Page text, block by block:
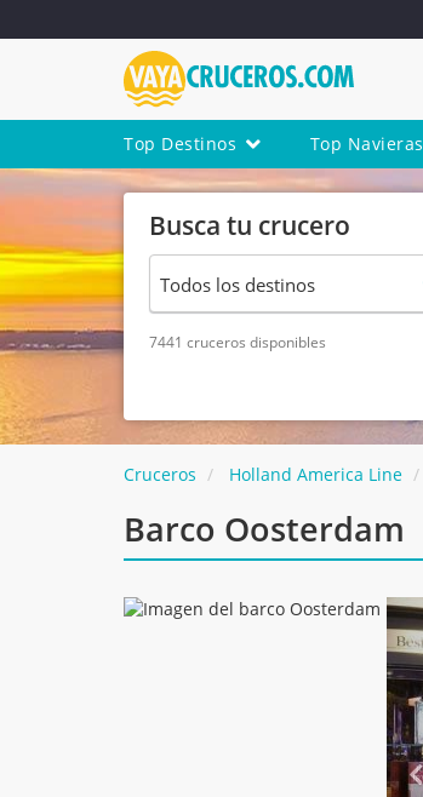
Top Destinos Top Navieras
Busca tu crucero
7441 cruceros disponibles
Cruceros Holland America Line
Barco Oosterdam